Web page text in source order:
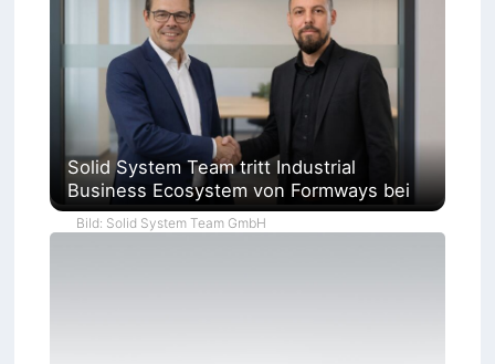
Solid System Team tritt Industrial
Business Ecosystem von Formways bei
Bild: Solid System Team GmbH